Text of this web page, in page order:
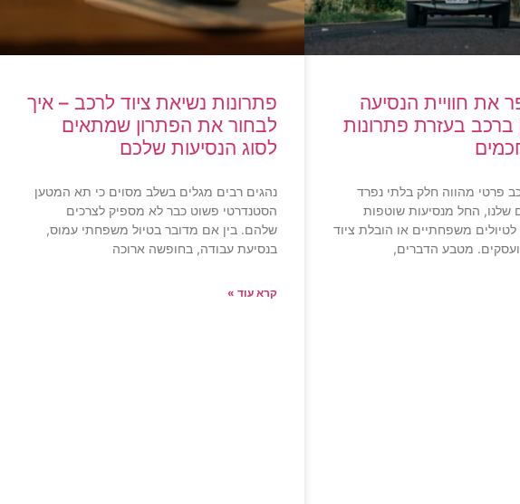
את חוויית הנסיעה
ברכב בעזרת פתרונות
פרטי מהווה חלק בלתי נפרד
שלנו, החל מנסיעות שוטפות
משפחתיים או הובלת ציוד
ועסקים. מטבע הדברים,
פתרונות נשיאת ציוד לרכב – איך
לבחור את הפתרון שמתאים
לסוג הנסיעות שלכם
נהגים רבים מגלים בשלב מסוים כי תא המטען
הסטנדרטי פשוט כבר לא מספיק לצרכים
שלהם. בין אם מדובר בטיול משפחתי עמוס,
בנסיעת עבודה, בחופשה ארוכה
קרא עוד »